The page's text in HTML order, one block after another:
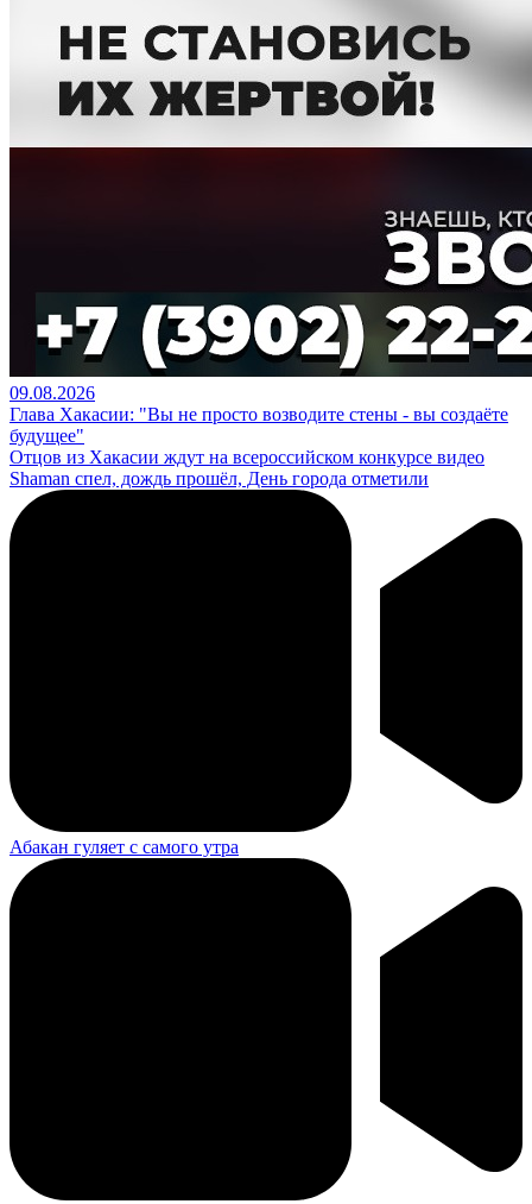
09.08.2026
Глава Хакасии: "Вы не просто возводите стены - вы создаёте
будущее"
Отцов из Хакасии ждут на всероссийском конкурсе видео
Shaman спел, дождь прошёл, День города отметили
Абакан гуляет с самого утра